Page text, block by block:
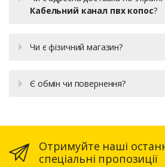
Кабельний канал пвх копос?
Чи є фізичний магазин?
Є обмін чи повернення?
Отримуйте наші
спеціальні пропозиції